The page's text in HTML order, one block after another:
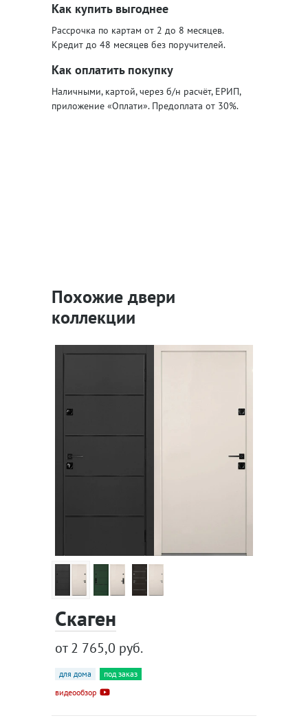
Как купить выгоднее
Рассрочка по картам от 2 до 8 месяцев.
Кредит до 48 месяцев без поручителей.
Как оплатить покупку
Наличными, картой, через б/н расчёт, ЕРИП,
приложение «Оплати». Предоплата от 30%.
Похожие двери
коллекции
Скаген
от 2 765,0 руб.
для дома
под заказ
видеообзор